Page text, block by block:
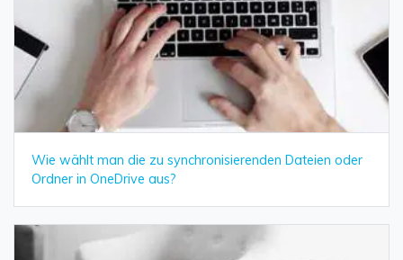
Wie wählt man die zu synchronisierenden Dateien oder
Ordner in OneDrive aus?